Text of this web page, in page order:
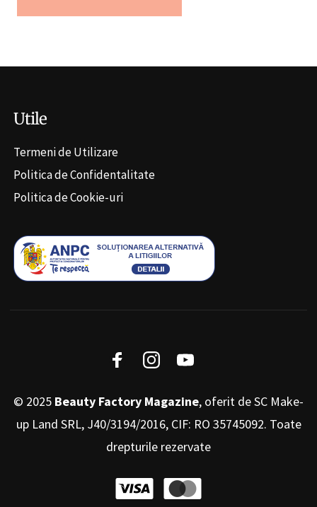
Utile
Termeni de Utilizare
Politica de Confidentalitate
Politica de Cookie-uri
© 2025 Beauty Factory Magazine, oferit de SC Make-
up Land SRL, J40/3194/2016, CIF: RO 35745092. Toate
drepturile rezervate